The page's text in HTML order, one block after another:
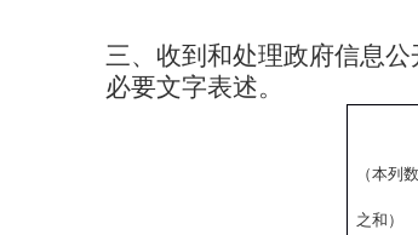
三、收到和处理政府信息
必要文字表述。
（本列
之和）